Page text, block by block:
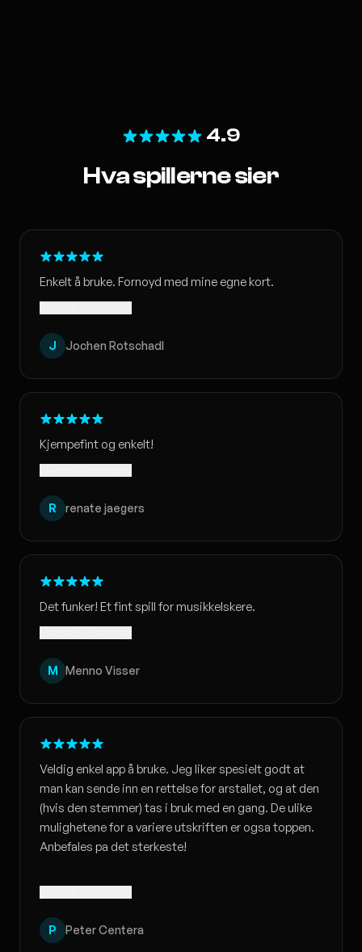
4.9
Hva spillerne sier
Enkelt å bruke. Fornoyd med mine egne kort.
J Jochen Rotschadl
Kjempefint og enkelt!
R renate jaegers
Det funker! Et fint spill for musikkelskere.
M Menno Visser
Veldig enkel app å bruke. Jeg liker spesielt godt at
man kan sende inn en rettelse for arstallet, og at den
(hvis den stemmer) tas i bruk med en gang. De ulike
mulighetene for a variere utskriften er ogsa toppen.
Anbefales pa det sterkeste!
P Peter Centera